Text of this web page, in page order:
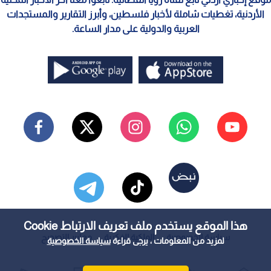
هذا الموقع يستخدم ملف تعريف الارتباط Cookie
لمزيد من المعلومات ، يرجى قراءةسياسة الخصوصية
الأردنية، تغطيات شاملة لأخبار فلسطين، وأبرز التقارير والمستجدات
العربية والدولية على مدار الساعة.
سياسة الخصوصية الملكية الفكرية معايير التصحيح